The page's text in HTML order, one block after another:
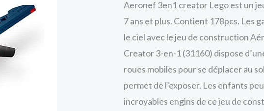
Aeronef 3en1 creator Lego est un
7 ans et plus. Contient 178pcs. Les
le ciel avec le jeu de construction
Creator 3-en-1 (31160) dispose
roues mobiles pour se déplacer au
permet de l’exposer. Les enfants
incroyables engins de ce jeu de